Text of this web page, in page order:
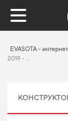
EVASOTA -
2019 - ...